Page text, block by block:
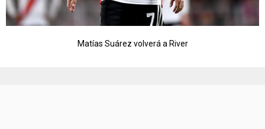
Matías Suárez volverá a River